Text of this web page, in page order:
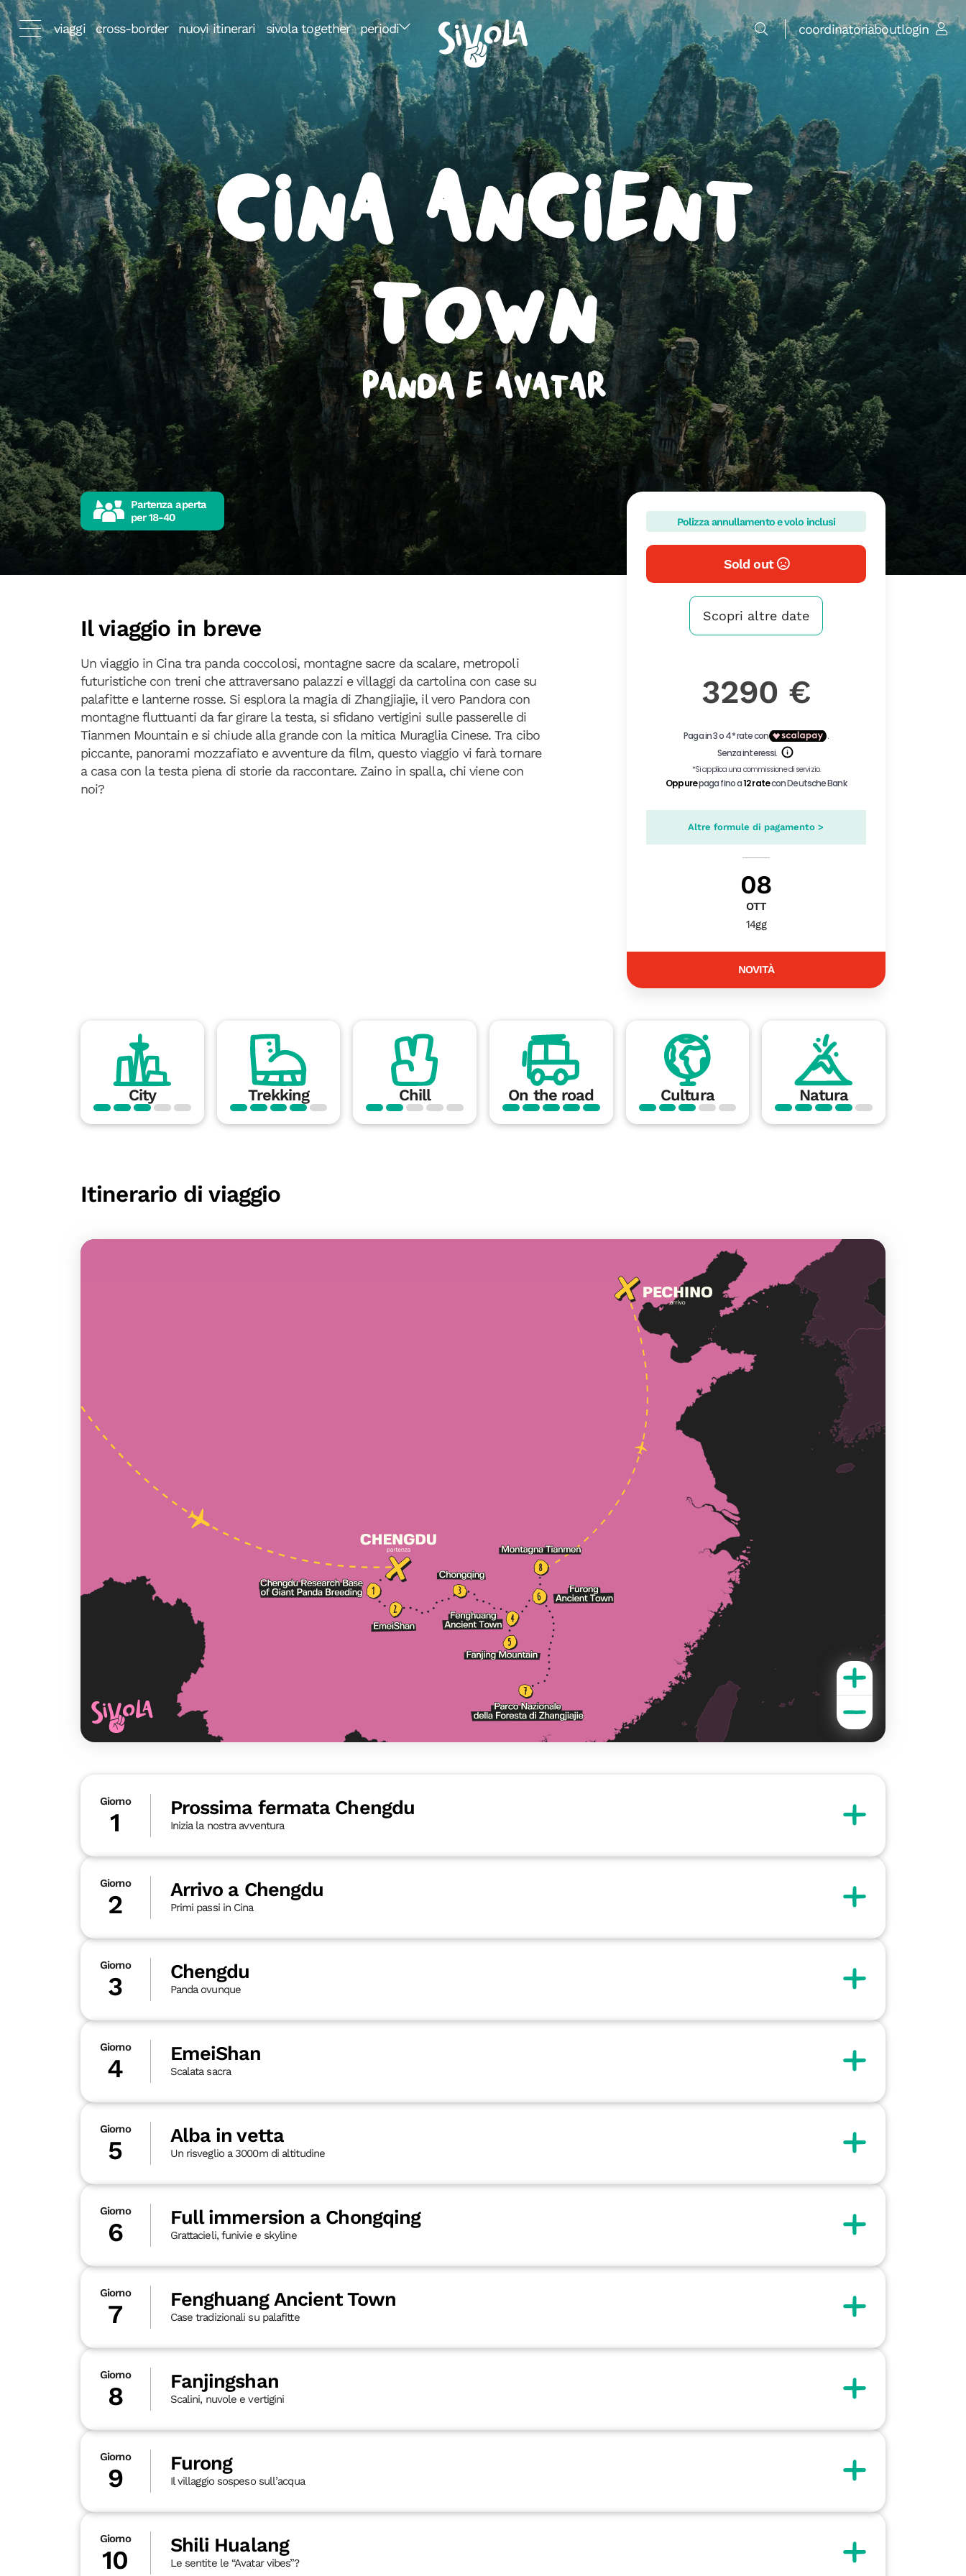
viaggi cross-border nuovi itinerari sivola together periodi coordinatoriaboutlogin
Cina Ancient
Town
Panda e Avatar
Partenza aperta
per18-40
Il viaggio in breve
Un viaggio in Cina tra panda coccolosi, montagne sacre da scalare, metropoli
futuristiche con treni che attraversano palazzi e villaggi da cartolina con case su
palafitte e lanterne rosse. Si esplora la magia di Zhangjiajie, il vero Pandora con
montagne fluttuanti da far girare la testa, si sfidano vertigini sulle passerelle di
Tianmen Mountain e si chiude alla grande con la mitica Muraglia Cinese. Tra cibo
piccante, panorami mozzafiato e avventure da film, questo viaggio vi farà tornare
a casa con la testa piena di storie da raccontare. Zaino in spalla, chi viene con
noi?
Polizza annullamento e volo inclusi
Sold out
Scopri altre date
3290 €
Altre formule di pagamento >
08
OTT
14gg
NOVITÀ
City Trekking Chill On the road Cultura Natura
Itinerario di viaggio
Giorno
1 Prossima fermata Chengdu
Inizia la nostra avventura
Giorno
2 Arrivo a Chengdu
Primi passi in Cina
Giorno
3 Chengdu
Panda ovunque
Giorno
4 EmeiShan
Scalata sacra
Giorno
5 Alba in vetta
Un risveglio a 3000m di altitudine
Giorno
6 Full immersion a Chongqing
Grattacieli, funivie e skyline
Giorno
7 Fenghuang Ancient Town
Case tradizionali su palafitte
Giorno
8 Fanjingshan
Scalini, nuvole e vertigini
Giorno
9 Furong
Il villaggio sospeso sull’acqua
Giorno
10 Shili Hualang
Le sentite le “Avatar vibes”?